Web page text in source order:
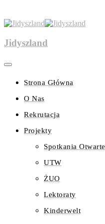
Jidyszland
Strona Główna
O Nas
Rekrutacja
Projekty
Spotkania Otwarte
UTW
ŻUO
Lektoraty
Kinderwelt